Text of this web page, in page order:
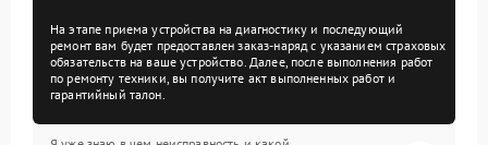
На этапе приема устройства на диагностику и последующий
ремонт вам будет предоставлен заказ-наряд с указанием страховых
обязательств на ваше устройство. Далее, после выполнения работ
по ремонту техники, вы получите акт выполненных работ и
гарантийный талон.